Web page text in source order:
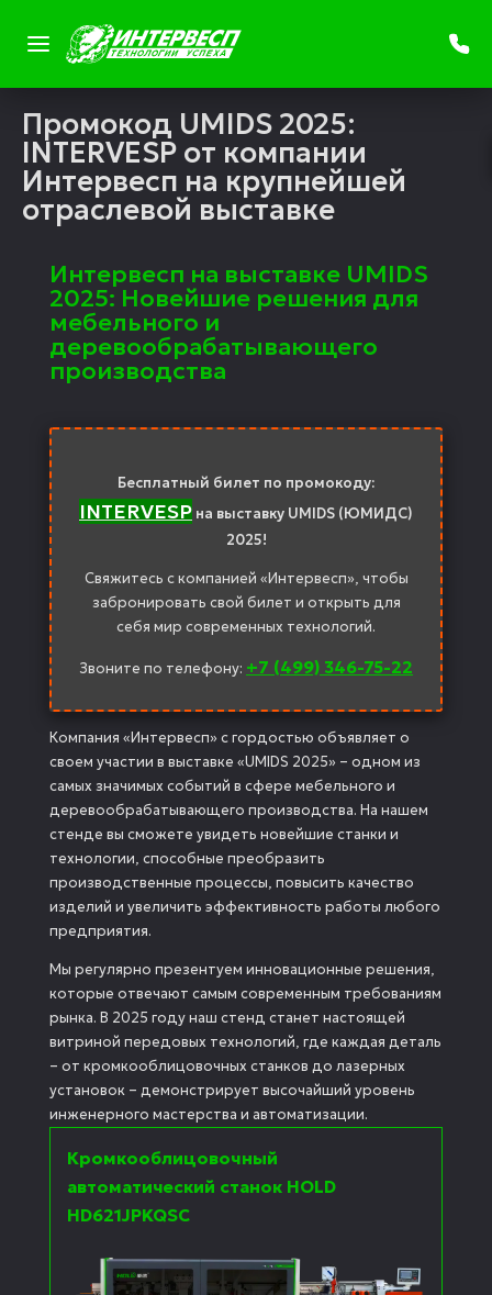
Промокод UMIDS 2025:
INTERVESP от компании
Интервесп на крупнейшей
отраслевой выставке
Интервесп на выставке UMIDS
2025: Новейшие решения для
мебельного и
деревообрабатывающего
производства
Бесплатный билет по промокоду:
INTERVESP на выставку UMIDS (ЮМИДС)
2025!
Свяжитесь с компанией «Интервесп», чтобы
забронировать свой билет и открыть для
себя мир современных технологий.
Звоните по телефону: +7 (499) 346-75-22
Компания «Интервесп» с гордостью объявляет о
своем участии в выставке «UMIDS 2025» – одном из
самых значимых событий в сфере мебельного и
деревообрабатывающего производства. На нашем
стенде вы сможете увидеть новейшие станки и
технологии, способные преобразить
производственные процессы, повысить качество
изделий и увеличить эффективность работы любого
предприятия.
Мы регулярно презентуем инновационные решения,
которые отвечают самым современным требованиям
рынка. В 2025 году наш стенд станет настоящей
витриной передовых технологий, где каждая деталь
– от кромкооблицовочных станков до лазерных
установок – демонстрирует высочайший уровень
инженерного мастерства и автоматизации.
Кромкооблицовочный
автоматический станок HOLD
HD621JPKQSC